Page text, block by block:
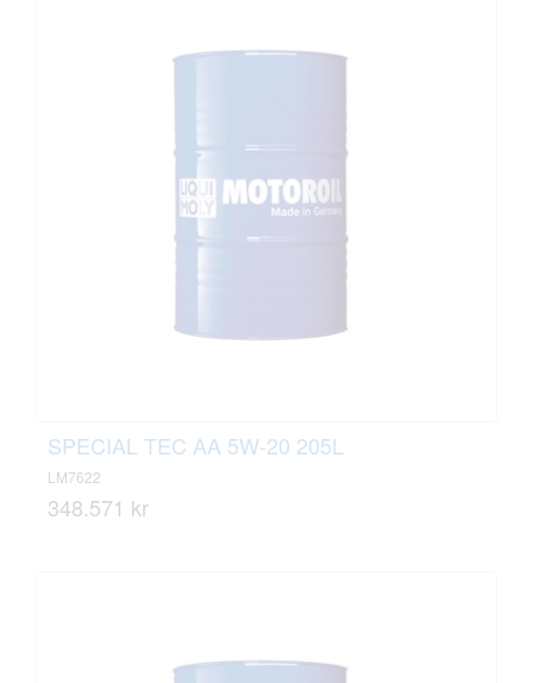
SPECIAL TEC AA 5W-20 205L
LM7622
348.571 kr